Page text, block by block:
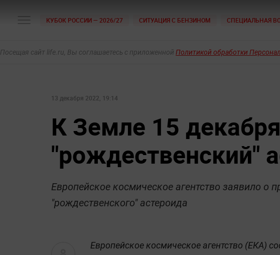
КУБОК РОССИИ — 2026/27 СИТУАЦИЯ С БЕНЗИНОМ СПЕЦИАЛЬНАЯ
Посещая сайт life.ru, Вы соглашаетесь с приложенной Политикой обработки
13 декабря 2022, 19:14
К Земле 15
"рождественский"
Европейское космическое агентство заявило о
"рождественского" астероида
Европейское космическое агентство (ЕКА)